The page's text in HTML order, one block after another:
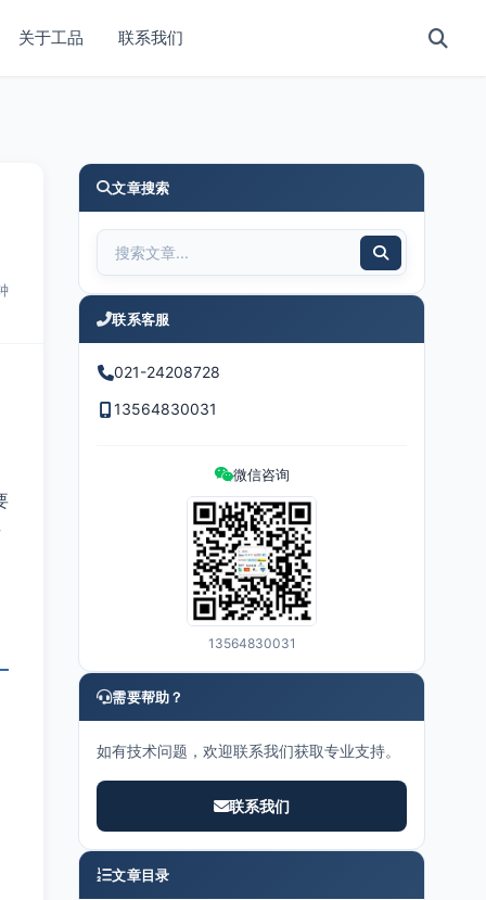
关于工品 联系我们
文章搜索
联系客服
021-24208728
13564830031
微信咨询
13564830031
需要帮助？
如有技术问题，欢迎联系我们获取专业支持。
联系我们
文章目录